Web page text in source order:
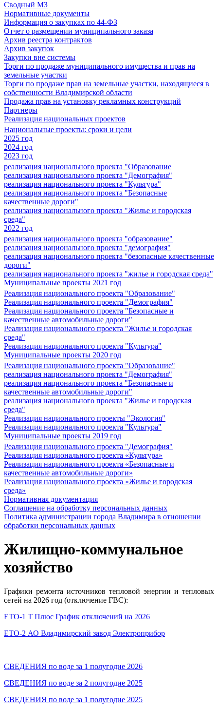
Сводный МЗ
Нормативные документы
Информация о закупках по 44-ФЗ
Отчет о размещении муниципального заказа
Архив реестра контрактов
Архив закупок
Закупки вне системы
Торги по продаже муниципального имущества и прав на
земельные участки
Торги по продаже прав на земельные участки, находящиеся в
собственности Владимирской области
Продажа прав на установку рекламных конструкций
Партнеры
Реализация национальных проектов
Национальные проекты: сроки и цели
2025 год
2024 год
2023 год
реализация национального проекта "Образование
реализация национального проекта "Демография"
реализация национального проекта "Культура"
реализация национального проекта "Безопасные
качественные дороги"
реализация национального проекта "Жилье и городская
среда"
2022 год
реализация национального проекта "образование"
реализация национального проекта "демография"
реализация национального проекта "безопасные качественные
дороги"
реализация национального проекта "жилье и городская среда"
Муниципальные проекты 2021 год
Реализация национального проекта "Образование"
Реализация национального проекта "Демография"
Реализация национального проекта "Безопасные и
качественные автомобильные дороги"
Реализация национального проекта "Жилье и городская
среда"
Реализация национального проекта "Культура"
Муниципальные проекты 2020 год
Реализация национального проекта "Образование"
реализация национального проекта "Демография"
реализация национального проекта "Безопасные и
качественные автомобильные дороги"
реализация национального проекта "Жилье и городская
среда"
Реализация национального проекты "Экология"
Реализация национального проекта "Культура"
Муниципальные проекты 2019 год
Реализация национального проекта "Демография"
Реализация национального проекта «Культура»
Реализация национального проекта «Безопасные и
качественные автомобильные дороги»
Реализация национального проекта «Жилье и городская
среда»
Нормативная документация
Соглашение на обработку персональных данных
Политика администрации города Владимира в отношении
обработки персональных данных
Жилищно-коммунальное
хозяйство
Графики ремонта источников тепловой энергии и тепловых
сетей на 2026 год (отключение ГВС):
ЕТО-1 Т Плюс График отключений на 2026
ЕТО-2 АО Владимирский завод Электроприбор
СВЕДЕНИЯ по воде за 1 полугодие 2026
СВЕДЕНИЯ по воде за 2 полугодие 2025
СВЕДЕНИЯ по воде за 1 полугодие 2025